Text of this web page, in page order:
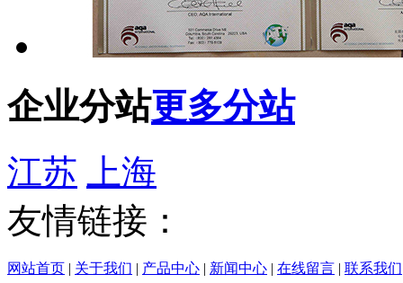
企业分站更多分站
江苏
上海
友情链接：
网站首页 | 关于我们 | 产品中心 | 新闻中心 | 在线留言 | 联系我们